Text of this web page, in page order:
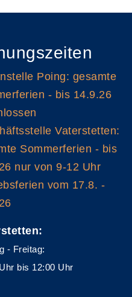
Poing: gesamte
- bis 14.9.26
Vaterstetten:
Sommerferien - bis
nur von 9-12 Uhr
vom 17.8. -
- Freitag:
bis 12:00 Uhr